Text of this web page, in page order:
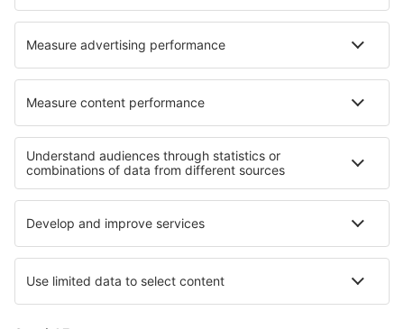
Norwegian
Lufthansa
Om eSky
Handelsbetingelser
Mine bookinger
Persondatapolitik
Support og kontakt